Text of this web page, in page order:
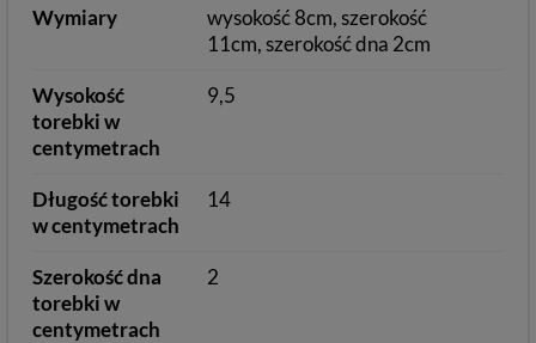
Wymiary
wysokość 8cm, szerokość
11cm, szerokość dna 2cm
Wysokość
torebki w
centymetrach
9,5
Długość torebki
w centymetrach
14
Szerokość dna
torebki w
centymetrach
2